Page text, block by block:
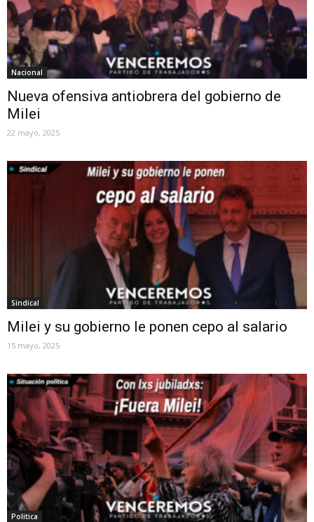
Nacional
Nueva ofensiva antiobrera del gobierno de
Milei
22 mayo, 2025
Sindical
Milei y su gobierno le ponen cepo al salario
15 mayo, 2025
Politica